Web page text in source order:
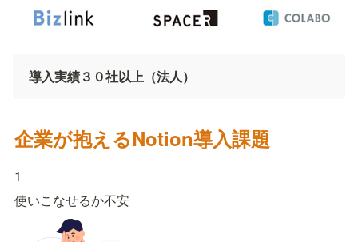
導入実績３０社以上（法人）
企業が抱えるNotion導入課題
1
使いこなせるか不安